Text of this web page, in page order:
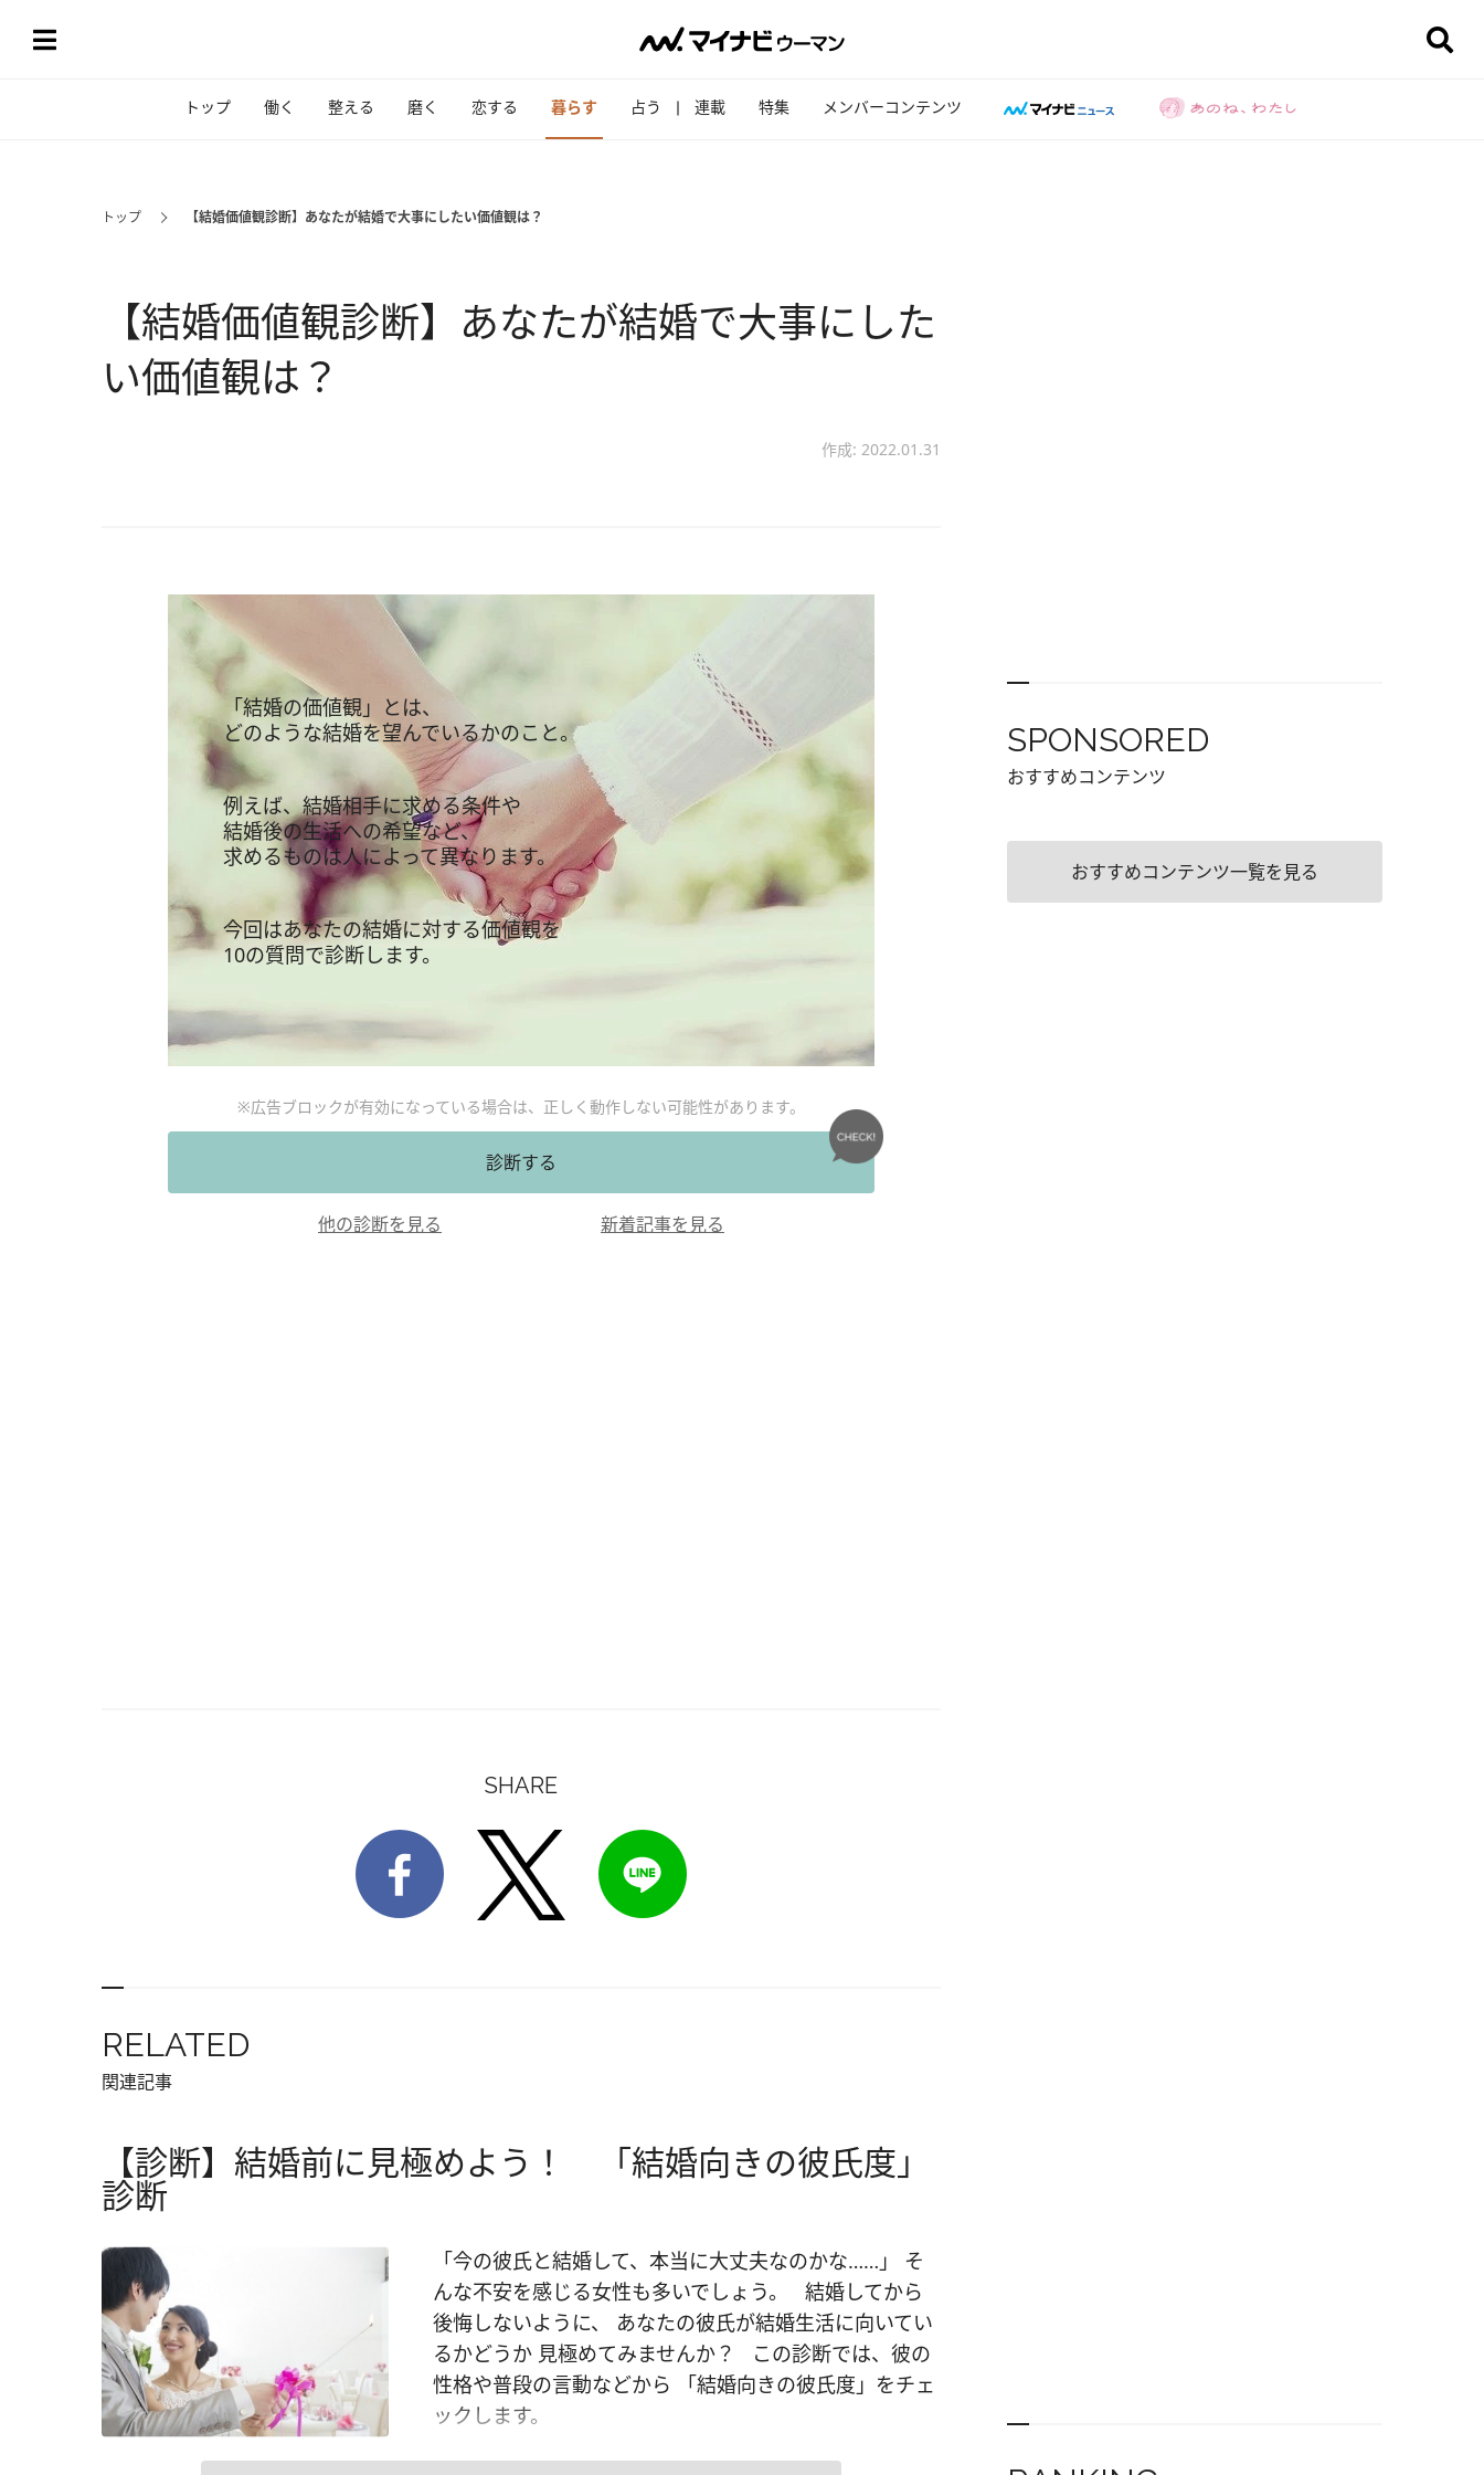
トップ 働く 整える 磨く 恋する 暮らす 占う 連載 特集 メンバーコンテンツ
トップ 【結婚価値観診断】あなたが結婚で大事にしたい価値観は？
【結婚価値観診断】あなたが結婚で大事にした
い価値観は？
作成: 2022.01.31
「結婚の価値観」とは、
どのような結婚を望んでいるかのこと。
例えば、結婚相手に求める条件や
結婚後の生活への希望など、
求めるものは人によって異なります。
今回はあなたの結婚に対する価値観を
10の質問で診断します。
※広告ブロックが有効になっている場合は、正しく動作しない可能性があります。
診断する
他の診断を見る 新着記事を見る
SHARE
RELATED
関連記事
【診断】結婚前に見極めよう！ 「結婚向きの彼氏度」
診断
「今の彼氏と結婚して、本当に大丈夫なのかな……」 そ
んな不安を感じる女性も多いでしょう。 結婚してから
後悔しないように、 あなたの彼氏が結婚生活に向いてい
るかどうか 見極めてみませんか？ この診断では、彼の
性格や普段の言動などから 「結婚向きの彼氏度」をチェ
ックします。
SPONSORED
おすすめコンテンツ
おすすめコンテンツ一覧を見る